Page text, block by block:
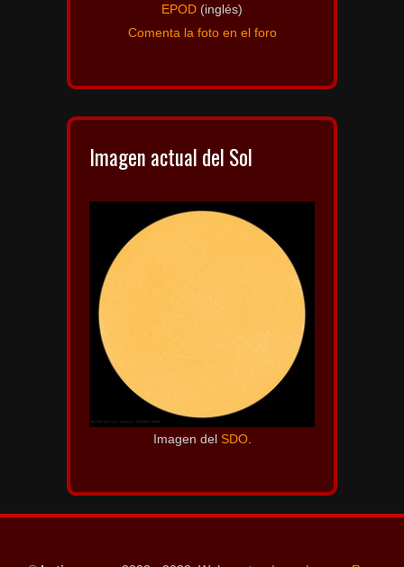
EPOD (inglés)
Comenta la foto en el foro
Imagen actual del Sol
Imagen del SDO.